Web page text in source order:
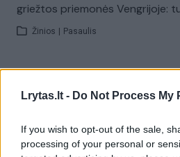
Lrytas.lt - Do Not Process My
If you wish to opt-out of the sale,
processing of your personal or
griežtos priemonės Vengrijoje:
Žinios Pasaulis
įprotį: tą daro daugiau nei